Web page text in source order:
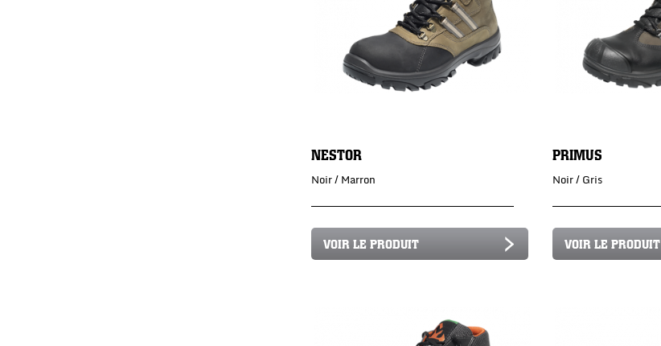
NESTOR
Noir / Marron
VOIR LE PRODUIT
PRIMUS
Noir / Gris
VOIR LE PRODUIT